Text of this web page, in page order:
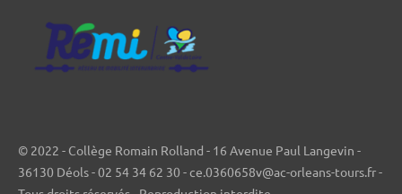
© 2022 - Collège Romain Rolland - 16 Avenue Paul Langevin -
36130 Déols - 02 54 34 62 30 - ce.0360658v@ac-orleans-tours.fr -